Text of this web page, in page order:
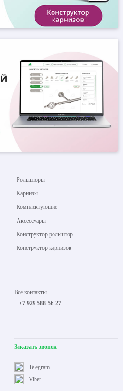
Рольшторы
Карнизы
Комплектующие
Аксессуары
Конструктор рольштор
Конструктор карнизов
Все контакты
+7 929 588-56-27
Заказать звонок
Viber
Telegram